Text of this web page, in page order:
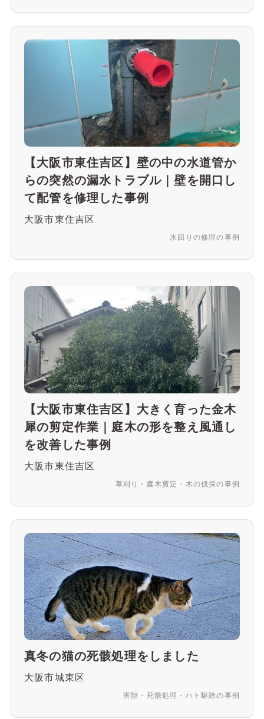
【大阪市東住吉区】壁の中の水道管か
らの突然の漏水トラブル｜壁を開口し
て配管を修理した事例
大阪市東住吉区
水回りの修理の事例
【大阪市東住吉区】大きく育った金木
犀の剪定作業｜庭木の形を整え風通し
を改善した事例
大阪市東住吉区
草刈り・庭木剪定・木の伐採の事例
真冬の猫の死骸処理をしました
大阪市城東区
害獣・死骸処理・ハト駆除の事例